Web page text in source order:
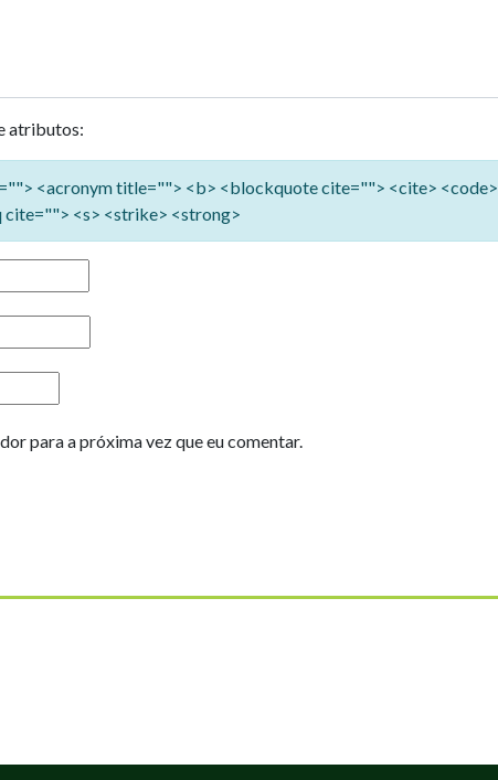
atributos:
<acronym title=""> <b> <blockquote cite=""> <cite> <code>
<s> <strike> <strong>
para a próxima vez que eu comentar.